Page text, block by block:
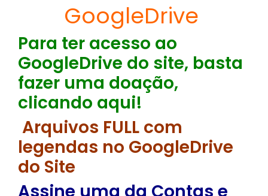
GoogleDrive
Para ter acesso ao
GoogleDrive do site, basta
fazer uma doação,
clicando aqui!
Arquivos FULL com
legendas no GoogleDrive
do Site